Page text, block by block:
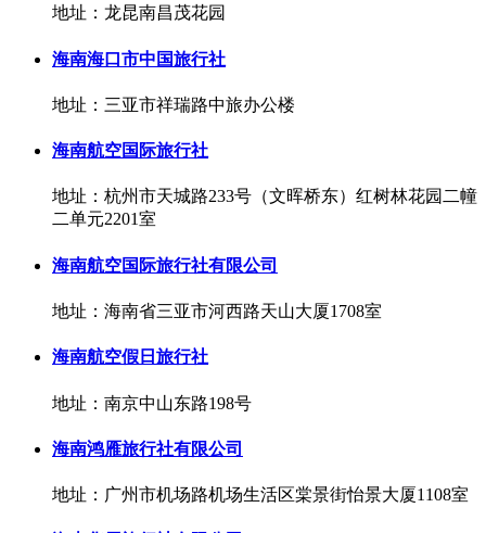
地址：龙昆南昌茂花园
海南海口市中国旅行社
地址：三亚市祥瑞路中旅办公楼
海南航空国际旅行社
地址：杭州市天城路233号（文晖桥东）红树林花园二幢
二单元2201室
海南航空国际旅行社有限公司
地址：海南省三亚市河西路天山大厦1708室
海南航空假日旅行社
地址：南京中山东路198号
海南鸿雁旅行社有限公司
地址：广州市机场路机场生活区棠景街怡景大厦1108室